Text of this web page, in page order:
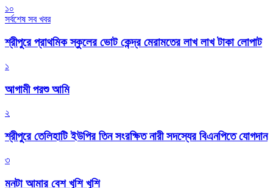
১০
সর্বশেষ সব খবর
শ্রীপুরে প্রাথমিক স্কুলের ভোট কেন্দ্র মেরামতের লাখ লাখ টাকা লোপাট
১
আগামী পরশু আমি
২
শ্রীপুরে তেলিহাটি ইউপির তিন সংরক্ষিত নারী সদস্যের বিএনপিতে যোগদান
৩
মনটা আমার বেশ খুশি খুশি